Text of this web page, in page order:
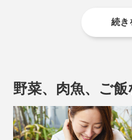
続き
野菜、肉魚、ご飯